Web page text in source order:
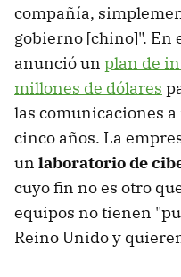
compañía,
gobierno [chino]". En
anunció un plan de
millones de dólares
las comunicaciones
cinco años. La
un laboratorio de
cuyo fin no es otro
equipos no tienen
Reino Unido y